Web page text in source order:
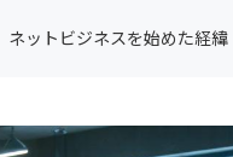
ネットビジネスを始めた経緯